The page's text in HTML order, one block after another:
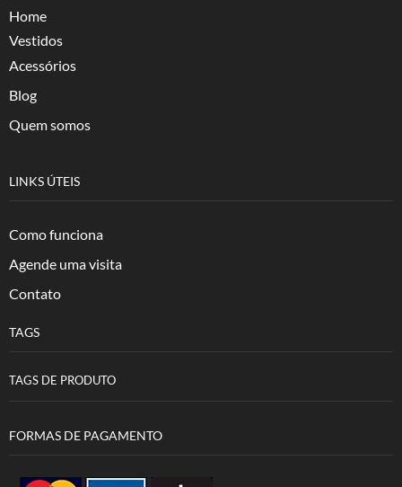
Home
Vestidos
Acessórios
Blog
Quem somos
LINKS ÚTEIS
Como funciona
Agende uma visita
Contato
TAGS
TAGS DE PRODUTO
FORMAS DE PAGAMENTO